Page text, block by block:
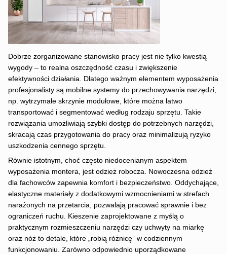
Dobrze zorganizowane stanowisko pracy jest nie tylko kwestią
wygody – to realna oszczędność czasu i zwiększenie
efektywności działania. Dlatego ważnym elementem wyposażenia
profesjonalisty są mobilne systemy do przechowywania narzędzi,
np. wytrzymałe skrzynie modułowe, które można łatwo
transportować i segmentować według rodzaju sprzętu. Takie
rozwiązania umożliwiają szybki dostęp do potrzebnych narzędzi,
skracają czas przygotowania do pracy oraz minimalizują ryzyko
uszkodzenia cennego sprzętu.
Równie istotnym, choć często niedocenianym aspektem
wyposażenia montera, jest odzież robocza. Nowoczesna odzież
dla fachowców zapewnia komfort i bezpieczeństwo. Oddychające,
elastyczne materiały z dodatkowymi wzmocnieniami w strefach
narażonych na przetarcia, pozwalają pracować sprawnie i bez
ograniczeń ruchu. Kieszenie zaprojektowane z myślą o
praktycznym rozmieszczeniu narzędzi czy uchwyty na miarkę
oraz nóż to detale, które „robią różnicę” w codziennym
funkcjonowaniu. Zarówno odpowiednio uporządkowane